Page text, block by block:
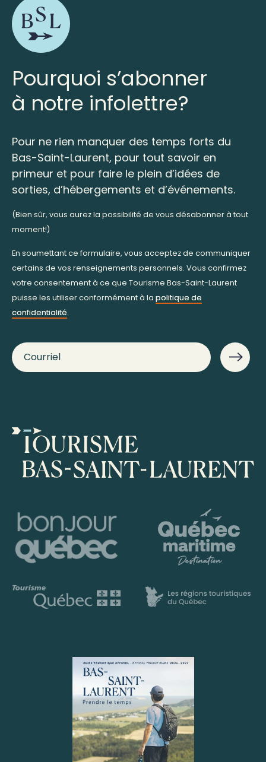
Pourquoi s’abonner
à notre infolettre?
Pour ne rien manquer des temps forts du
Bas-Saint-Laurent, pour tout savoir en
primeur et pour faire le plein d’idées de
sorties, d’hébergements et d’événements.
(Bien sûr, vous aurez la possibilité de vous désabonner à tout
moment!)
En soumettant ce formulaire, vous acceptez de communiquer
certains de vos renseignements personnels. Vous confirmez
votre consentement à ce que Tourisme Bas-Saint-Laurent
puisse les utiliser conformément à la politique de
confidentialité.